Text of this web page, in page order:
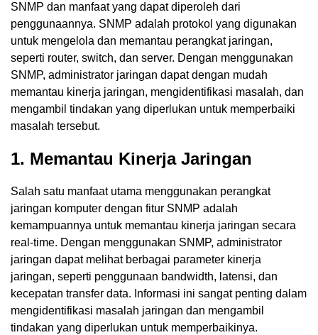
SNMP dan manfaat yang dapat diperoleh dari
penggunaannya. SNMP adalah protokol yang digunakan
untuk mengelola dan memantau perangkat jaringan,
seperti router, switch, dan server. Dengan menggunakan
SNMP, administrator jaringan dapat dengan mudah
memantau kinerja jaringan, mengidentifikasi masalah, dan
mengambil tindakan yang diperlukan untuk memperbaiki
masalah tersebut.
1. Memantau Kinerja Jaringan
Salah satu manfaat utama menggunakan perangkat
jaringan komputer dengan fitur SNMP adalah
kemampuannya untuk memantau kinerja jaringan secara
real-time. Dengan menggunakan SNMP, administrator
jaringan dapat melihat berbagai parameter kinerja
jaringan, seperti penggunaan bandwidth, latensi, dan
kecepatan transfer data. Informasi ini sangat penting dalam
mengidentifikasi masalah jaringan dan mengambil
tindakan yang diperlukan untuk memperbaikinya.